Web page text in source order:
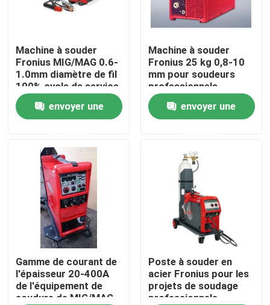
Au sujet de nous
Visite d'usine
Contrôle de qualité
Contactez-nous
Nouvelles
Cas
Demandez une citation
Machine à souder
Fronius MIG/MAG 0.6-
1.0mm diamètre de fil
100% cycle de service
envoyer une
Machine à souder
Fronius 25 kg 0,8-10
mm pour soudeurs
professionnels
envoyer une
Gamme de courant de
l'épaisseur 20-400A
de l'équipement de
soudure de MIG/MAG
Poste à souder en
acier Fronius pour les
projets de soudage
professionnels